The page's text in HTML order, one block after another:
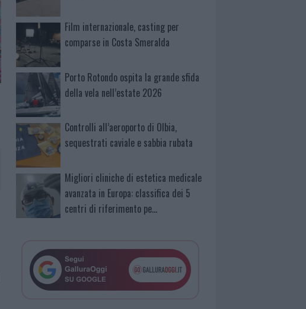
Film internazionale, casting per
comparse in Costa Smeralda
Porto Rotondo ospita la grande sfida
della vela nell’estate 2026
Controlli all’aeroporto di Olbia,
sequestrati caviale e sabbia rubata
Migliori cliniche di estetica medicale
avanzata in Europa: classifica dei 5
centri di riferimento pe…